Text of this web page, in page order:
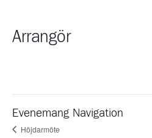
Arrangör
Evenemang Navigation
Höjdarmöte